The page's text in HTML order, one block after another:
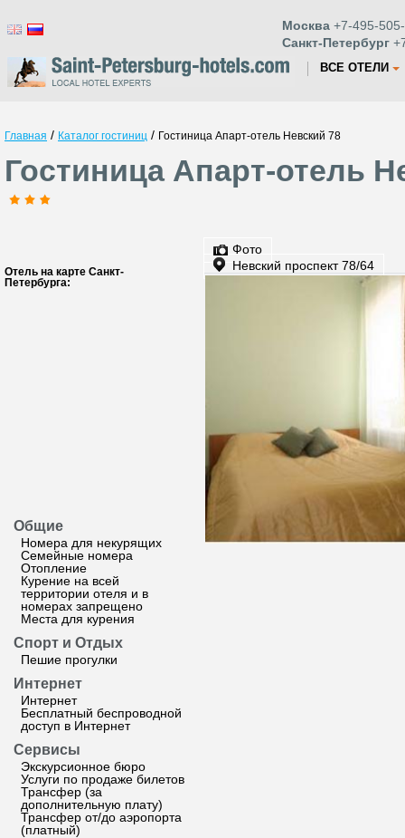
Москва +7-495-
Санкт-Петербург
ВСЕ ОТЕЛИ
Главная / Каталог гостиниц / Гостиница Апарт-отель Невский 78
Гостиница Апарт-отель
Отель на карте Санкт-
Петербурга:
Общие
Номера для некурящих
Семейные номера
Отопление
Курение на всей
территории отеля и в
номерах запрещено
Места для курения
Спорт и Отдых
Пешие прогулки
Интернет
Интернет
Бесплатный беспроводной
доступ в Интернет
Сервисы
Экскурсионное бюро
Услуги по продаже билетов
Трансфер (за
дополнительную плату)
Трансфер от/до аэропорта
(платный)
Фото
Невский проспект 78/64